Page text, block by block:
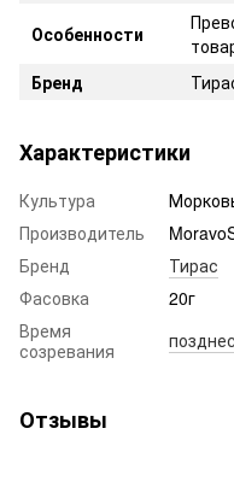
Особенности
Бренд
Характеристики
Культура
Производитель
Бренд
Тирас
Фасовка
20г
Время
созревания
Отзывы